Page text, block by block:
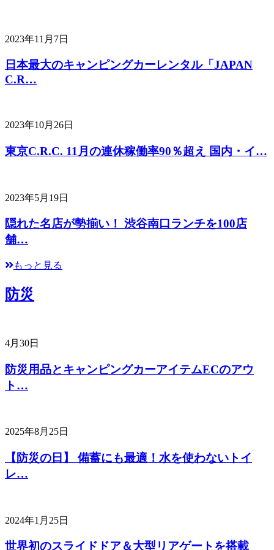
2023年11月7日
日本最大のキャンピングカーレンタル「JAPAN
C.R…
2023年10月26日
東京C.R.C. 11月の連休稼働率90％超え 国内・イ…
2023年5月19日
隠れた名店が勢揃い！ 渋谷南口ランチを100店
舗…
もっと見る
防災
4月30日
防災用品とキャンピングカーアイテムECのアウ
ト…
2025年8月25日
【防災の日】 備蓄にも最適！水を使わないトイ
レ…
2024年1月25日
世界初のスライドドア＆大型リアゲートを搭載